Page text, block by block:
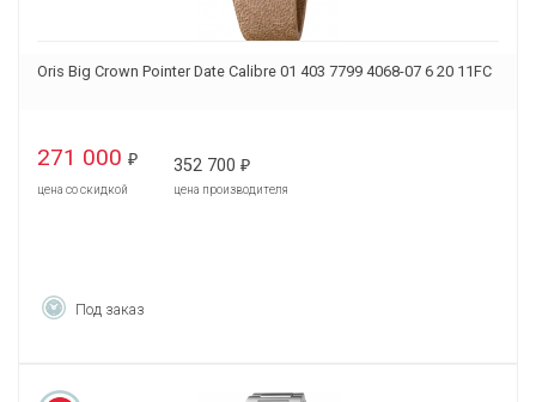
Oris Big Crown Pointer Date Calibre 01 403 7799 4068-07 6 20 11FC
271 000 ₽
цена со скидкой
352 700 ₽
цена производителя
Под заказ